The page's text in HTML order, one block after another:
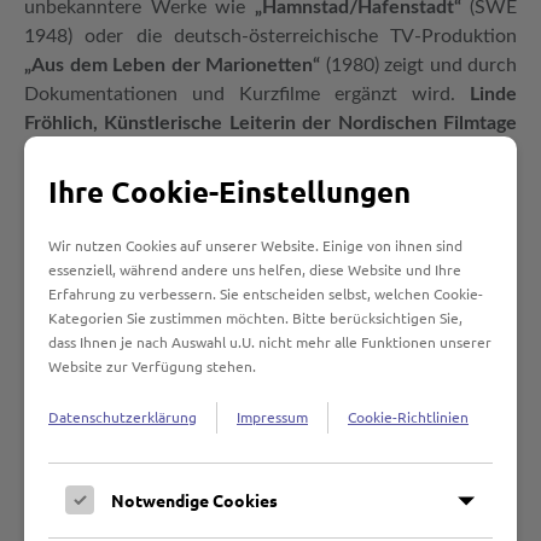
unbekanntere Werke wie „Hamnstad/Hafenstadt“ (SWE
1948) oder die deutsch-österreichische TV-Produktion
„Aus dem Leben der Marionetten“ (1980) zeigt und durch
Dokumentationen und Kurzfilme ergänzt wird.
Linde
Fröhlich, Künstlerische Leiterin der Nordischen Filmtage
Lübeck
, betonte in diesem Zusammenhang die
geschichtliche Bedeutung des Jahres 1918, als gegen Ende
des Ersten Weltkrieges zahlreiche europäische Staaten
ihre Unabhängigkeit erlangten. Nachdem das Festival im
vergangenen Jahr bereits „100 Jahre Finnland“
thematisiert hat, würdigt es nun das100-jährige Jubiläum
der Baltischen StaatenEstland, Lettland und Litauen
sowie die
herausgehoben präsentiert. Ingmar Bergmans Milieustudie
überraschend realistische Weise von sozialen
Ihre Cookie-Einstellungen
Wir nutzen Cookies auf unserer Website. Einige von ihnen sind
essenziell, während andere uns helfen, diese Website und Ihre
Erfahrung zu verbessern. Sie entscheiden selbst, welchen Cookie-
Kategorien Sie zustimmen möchten. Bitte berücksichtigen Sie,
dass Ihnen je nach Auswahl u.U. nicht mehr alle Funktionen unserer
Website zur Verfügung stehen.
Datenschutzerklärung Impressum Cookie-Richtlinien
Notwendige Cookies